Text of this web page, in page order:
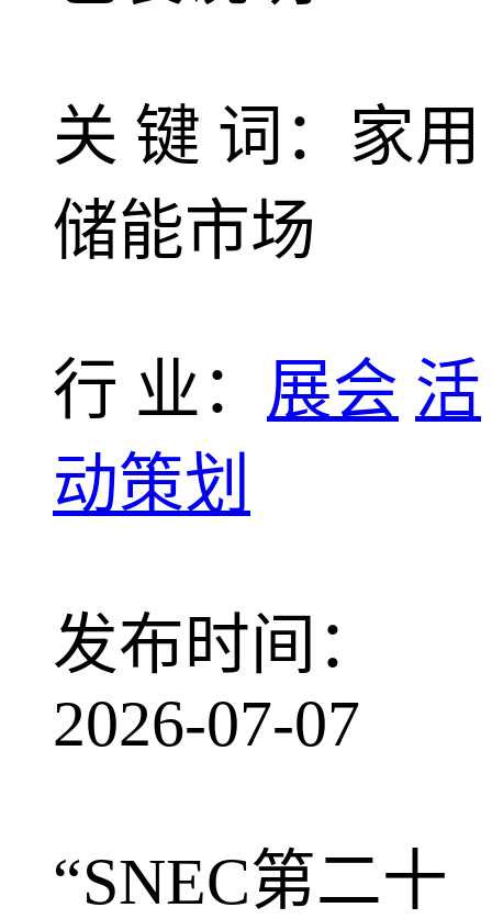
关 键 词：家用
储能市场
行 业： 展会 活
动策划
发布时间：
2026-07-07
“SNEC第二十